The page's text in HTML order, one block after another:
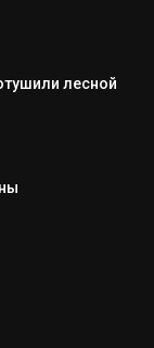
лесной